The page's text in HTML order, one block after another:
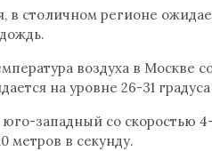
в столичном регионе
воздуха в Москве
на уровне 26-31
юго-западный со скоростью
метров в секунду.